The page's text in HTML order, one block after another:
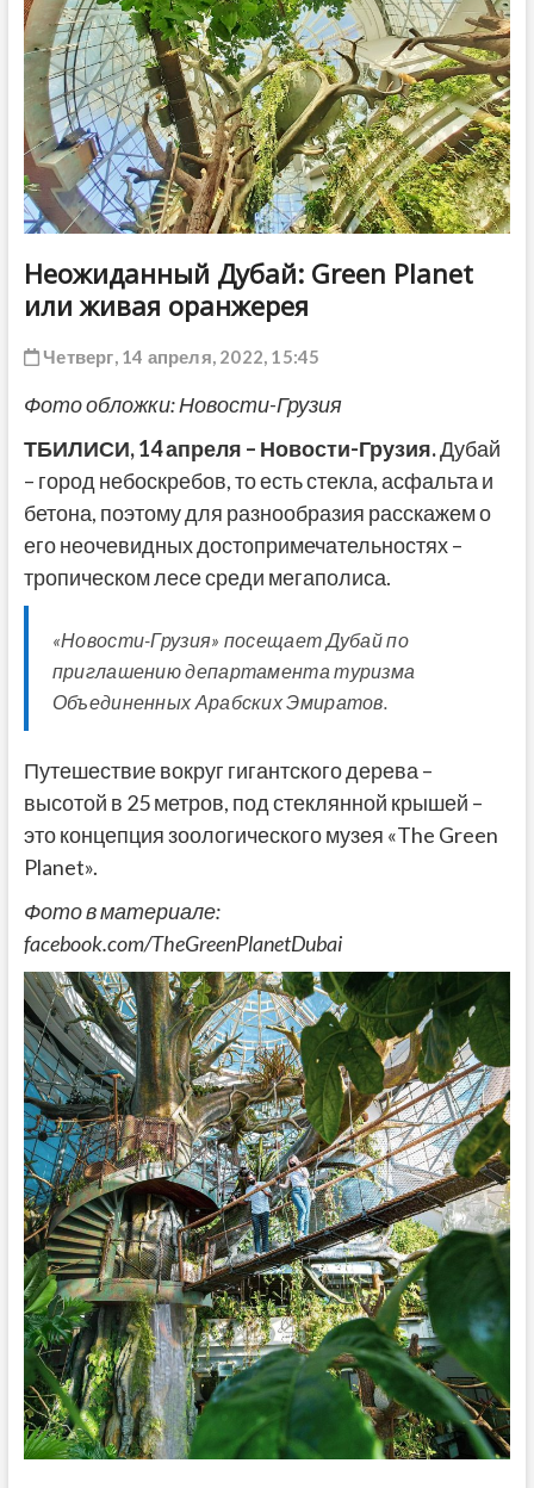
Неожиданный Дубай: Green Planet
или живая оранжерея
Четверг, 14 апреля, 2022, 15:45
Фото обложки: Новости-Грузия
ТБИЛИСИ, 14 апреля – Новости-Грузия.Дубай
– город небоскребов, то есть стекла, асфальта и
бетона, поэтому для разнообразия расскажем о
его неочевидных достопримечательностях –
тропическом лесе среди мегаполиса.
«Новости-Грузия» посещает Дубай по
приглашению департамента туризма
Объединенных Арабских Эмиратов.
Путешествие вокруг гигантского дерева –
высотой в 25 метров, под стеклянной крышей –
это концепция зоологического музея «The Green
Planet».
Фото в материале:
facebook.com/TheGreenPlanetDubai